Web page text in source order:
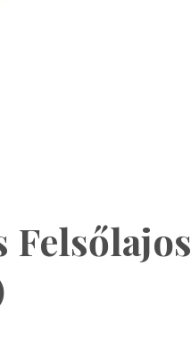
Felsőlajos